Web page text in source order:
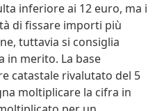
inferiore ai 12 euro, ma i
di fissare importi più
tuttavia si consiglia
in merito. La base
catastale rivalutato del 5
moltiplicare la cifra in